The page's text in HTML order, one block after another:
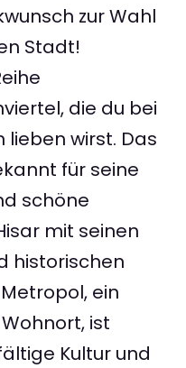
zur Wahl
Stadt!
die du bei
wirst. Das
für seine
schöne
mit seinen
historischen
ein
ist
Kultur und